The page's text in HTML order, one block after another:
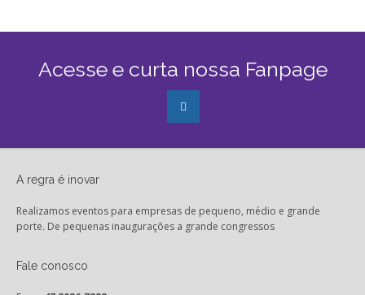
Acesse e curta nossa Fanpage
A regra é inovar
Realizamos eventos para empresas de pequeno, médio e grande
porte. De pequenas inaugurações a grande congressos
Fale conosco